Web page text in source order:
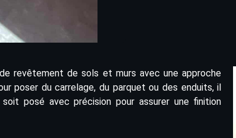
revêtement de sols et murs avec une approche
poser du carrelage, du parquet ou des enduits, il
posé avec précision pour assurer une finition